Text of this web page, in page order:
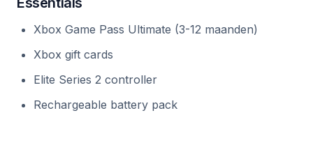
Xbox Game Pass Ultimate (3-12 maanden)
Xbox gift cards
Elite Series 2 controller
Rechargeable battery pack